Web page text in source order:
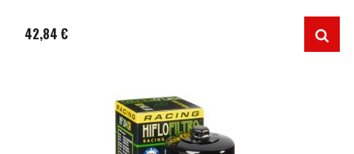
42,84 €